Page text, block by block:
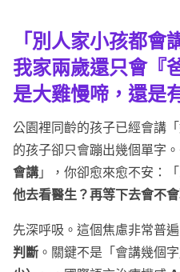
「別人家小孩都會
我家兩歲還只會
是大雞慢啼，還是
公園裡同齡的孩子已經會講
的孩子卻只會蹦出幾個單字
會講 」，你卻愈來愈不安：「
他去看醫生？再等下去會不
先深呼吸。這個焦慮非常普遍
判斷 。關鍵不是「會講幾個